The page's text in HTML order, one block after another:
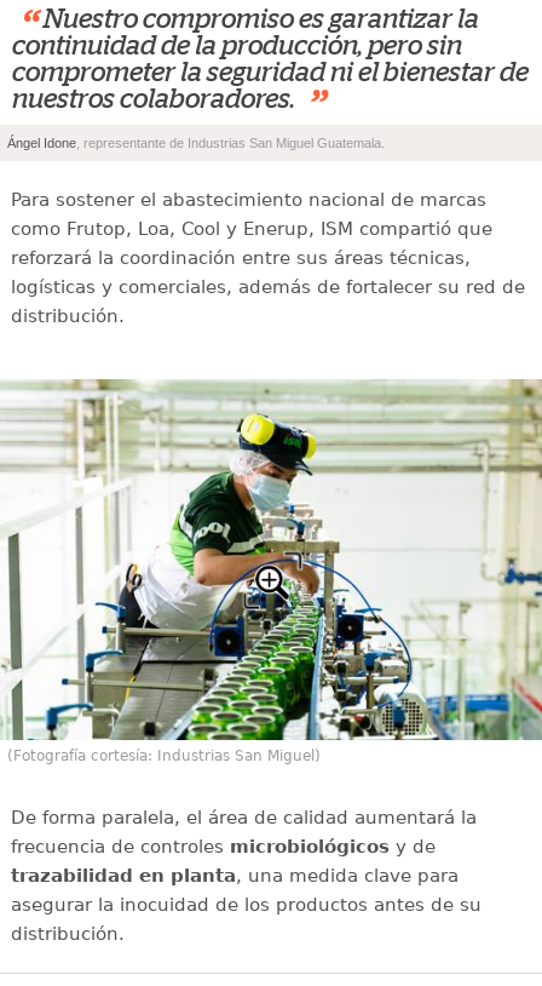
“ Nuestro compromiso es garantizar la
continuidad de la producción, pero sin
comprometer la seguridad ni el bienestar de
nuestros colaboradores.
”
Ángel Idone , representante de Industrias San Miguel Guatemala.
Para sostener el abastecimiento nacional de marcas
como Frutop, Loa, Cool y Enerup, ISM compartió que
reforzará la coordinación entre sus áreas técnicas,
logísticas y comerciales, además de fortalecer su red de
distribución.
(Fotografía cortesía: Industrias San Miguel)
De forma paralela, el área de calidad aumentará la
frecuencia de controles microbiológicosy de
trazabilidad en planta, una medida clave para
asegurar la inocuidad de los productos antes de su
distribución.